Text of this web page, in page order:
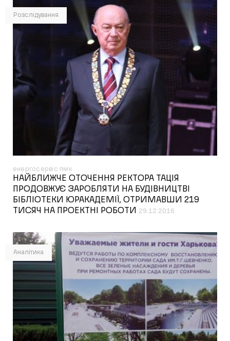
Розслідування
енергосервіс пмк
НАЙБЛИЖЧЕ ОТОЧЕННЯ РЕКТОРА ТАЦІЯ
ПРОДОВЖУЄ ЗАРОБЛЯТИ НА БУДІВНИЦТВІ
БІБЛІОТЕКИ ЮРАКАДЕМІЇ, ОТРИМАВШИ 219
ТИСЯЧ НА ПРОЕКТНІ РОБОТИ
29.12.2016
Аналітика